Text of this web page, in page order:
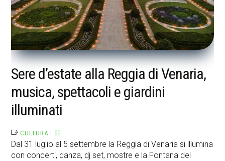
Sere d’estate alla Reggia di Venaria,
musica, spettacoli e giardini
illuminati
CULTURA |
Dal 31 luglio al 5 settembre la Reggia di Venaria si illumina
con concerti, danza, dj set, mostre e la Fontana del